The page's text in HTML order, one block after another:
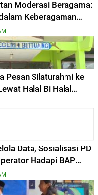
Moderasi Beragama:
Keberagaman
Pesan Silaturahmi ke
Halal Bi Halal
Data, Sosialisasi PD
Hadapi BAP